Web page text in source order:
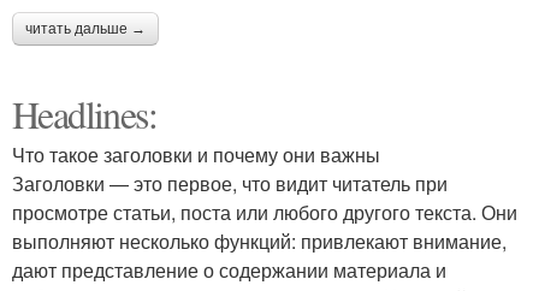
читать дальше →
Headlines:
Что такое заголовки и почему они важны
Заголовки — это первое, что видит читатель при
просмотре статьи, поста или любого другого текста. Они
выполняют несколько функций: привлекают внимание,
дают представление о содержании материала и